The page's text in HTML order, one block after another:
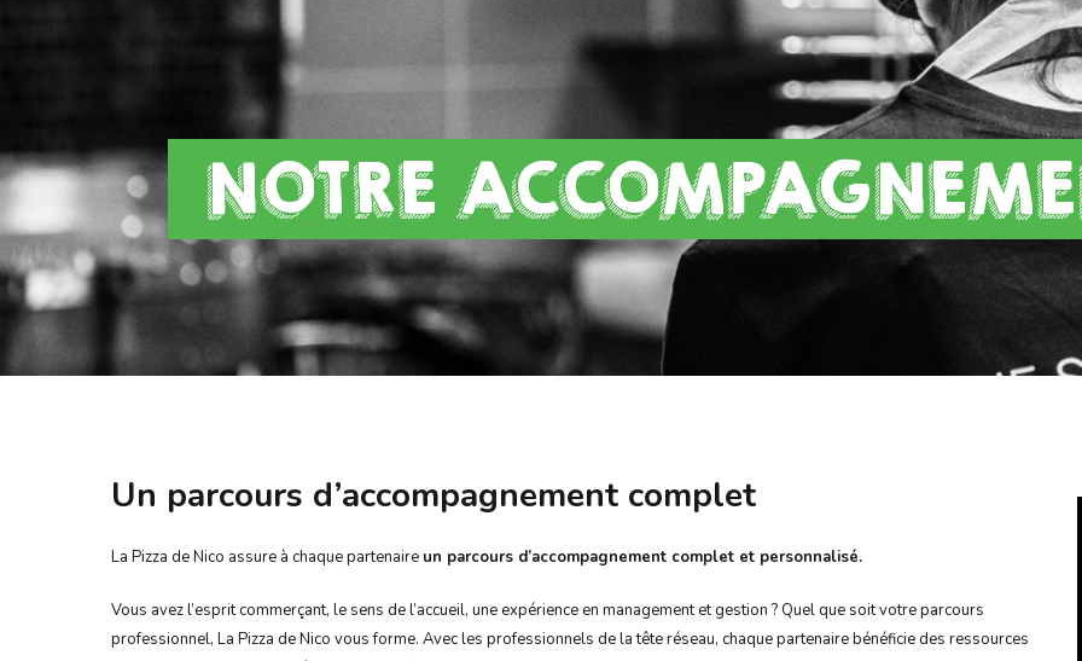
NOTRE
Un parcours d’accompagnement complet
La Pizza de Nico assure à chaque partenaire un parcours d’accompagnement complet et personnalisé.
Vous avez l’esprit commerçant, le sens de l’accueil, une expérience en management et gestion ? Quel que soit votre parcours
professionnel, La Pizza de Nico vous forme. Avec les professionnels de la tête réseau, chaque partenaire bénéficie des ressources